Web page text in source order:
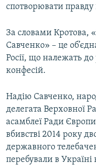
спотворювати
За словами Кротова,
Савченко» – це
Росії, що належать
конфесій.
Надію Савченко,
делегата Верховної
асамблеї Ради
вбивстві 2014 року
державного
перебували в